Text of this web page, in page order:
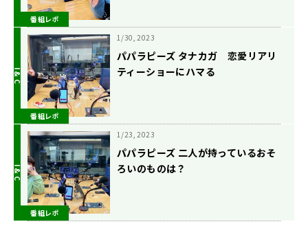
番組レポ
番組レポ
1/30, 2023
パパラピーズ タナカガ 恋愛リアリ
ティーショーにハマる
番組レポ
1/23, 2023
パパラピーズ 二人が持っているおそ
ろいのものは？